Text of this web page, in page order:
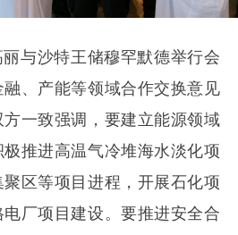
与沙特王储穆罕默德举行会
、产能等领域合作交换意见
一致强调，要建立能源领域
推进高温气冷堆海水淡化项
区等项目进程，开展石化项
厂项目建设。要推进安全合